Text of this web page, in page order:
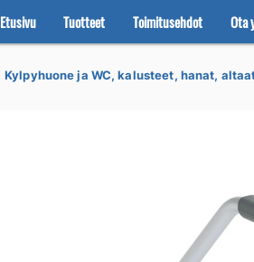
Etusivu Tuotteet Toimitusehdot Ota
Kylpyhuone ja WC, kalusteet, hanat,